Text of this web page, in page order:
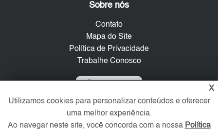
Sobre nós
Contato
Mapa do Site
Política de Privacidade
Trabalhe Conosco
Redes Sociais
X
Utilizamos cookies para personalizar conteúdos e oferecer
uma melhor experiência.
Ao navegar neste site, você concorda com a nossa Política